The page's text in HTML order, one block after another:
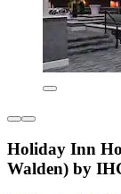
Holiday Inn
Walden) by